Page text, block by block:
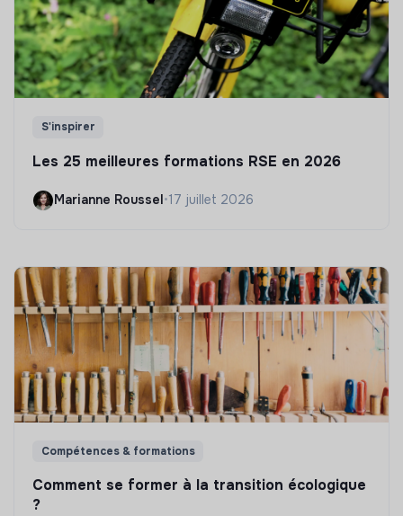
S'inspirer
Les 25 meilleures formations RSE en 2026
Marianne Roussel•17 juillet 2026
Compétences & formations
Comment se former à la transition écologique
?